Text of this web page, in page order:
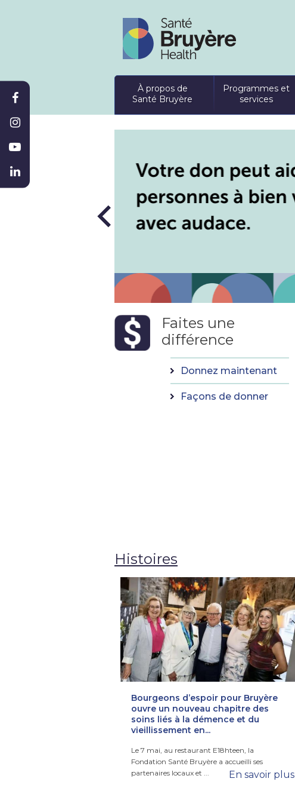
À propos de
Santé Bruyère
Programmes et
services
Faites une
différence
Donnez maintenant
Façons de donner
Histoires
Bourgeons d’espoir pour Bruyère
ouvre un nouveau chapitre des
soins liés à la démence et du
vieillissement en...
Le 7 mai, au restaurant E18hteen, la
Fondation Santé Bruyère a accueilli ses
partenaires locaux et ...
En savoir plus